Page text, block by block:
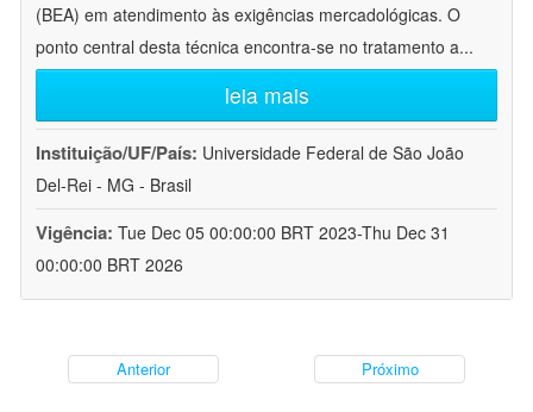
(BEA) em atendimento às exigências mercadológicas. O
ponto central desta técnica encontra-se no tratamento a...
leia mais
Instituição/UF/País: Universidade Federal de São João
Del-Rei - MG - Brasil
Vigência: Tue Dec 05 00:00:00 BRT 2023-Thu Dec 31
00:00:00 BRT 2026
Anterior Próximo